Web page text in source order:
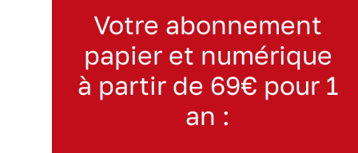
Votre abonnement
papier et numérique
à partir de 69€ pour 1
an :